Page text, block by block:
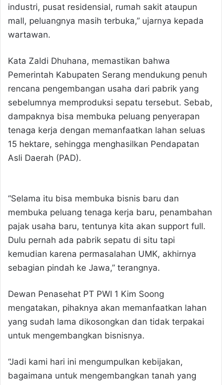
industri, pusat residensial, rumah sakit ataupun
mall, peluangnya masih terbuka,” ujarnya kepada
wartawan.
Kata Zaldi Dhuhana, memastikan bahwa
Pemerintah Kabupaten Serang mendukung penuh
rencana pengembangan usaha dari pabrik yang
sebelumnya memproduksi sepatu tersebut. Sebab,
dampaknya bisa membuka peluang penyerapan
tenaga kerja dengan memanfaatkan lahan seluas
15 hektare, sehingga menghasilkan Pendapatan
Asli Daerah (PAD).
“Selama itu bisa membuka bisnis baru dan
membuka peluang tenaga kerja baru, penambahan
pajak usaha baru, tentunya kita akan support full.
Dulu pernah ada pabrik sepatu di situ tapi
kemudian karena permasalahan UMK, akhirnya
sebagian pindah ke Jawa,” terangnya.
Dewan Penasehat PT PWI 1 Kim Soong
mengatakan, pihaknya akan memanfaatkan lahan
yang sudah lama dikosongkan dan tidak terpakai
untuk mengembangkan bisnisnya.
“Jadi kami hari ini mengumpulkan kebijakan,
bagaimana untuk mengembangkan tanah yang